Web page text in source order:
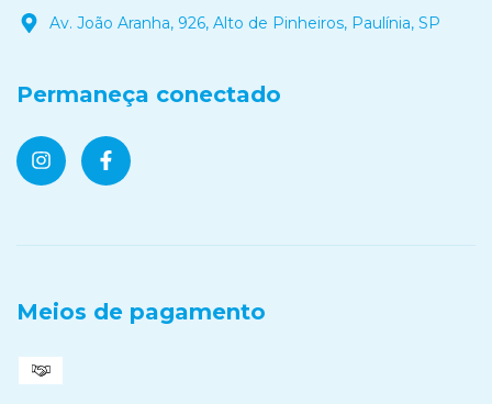
Av. João Aranha, 926, Alto de Pinheiros, Paulínia, SP
Permaneça conectado
Meios de pagamento